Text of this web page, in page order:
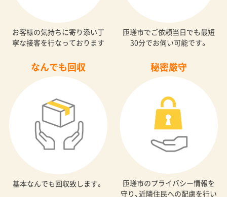
お客様の気持ちに寄り添い丁
寧な接客を行なっております
匝瑳市でご依頼当日でも最短
30分でお伺い可能です。
なんでも回収
基本なんでも回収致します。
秘密厳守
匝瑳市のプライバシー情報を
守り、近隣住民への配慮を行い